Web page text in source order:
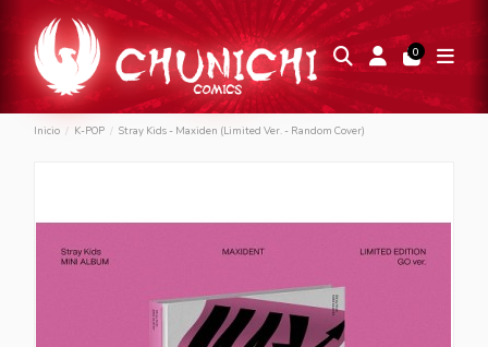
0
Inicio K-POP Stray Kids - Maxiden (Limited Ver. - Random Cover)